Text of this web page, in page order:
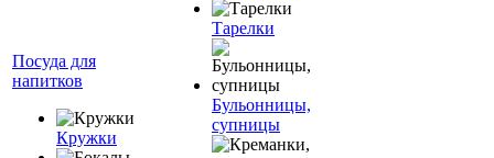
Посуда для
напитков
Кружки
Тарелки
Бульонницы,
супницы